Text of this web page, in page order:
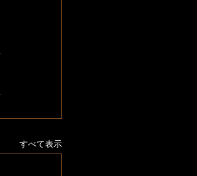
すべて表示